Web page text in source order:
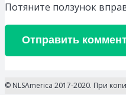
Потяните ползунок
Отправить
© NLSAmerica 2017-2020. При